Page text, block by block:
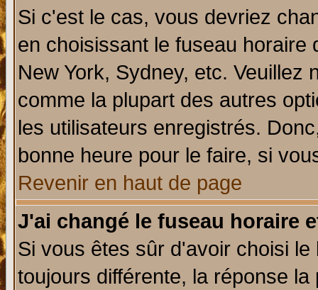
Si c'est le cas, vous devriez
en choisissant le fuseau
New York, Sydney, etc. Veuillez
comme la plupart des autres
les utilisateurs enregistrés.
bonne heure pour le faire, si
Revenir en haut de page
J'ai changé le fuseau horaire
Si vous êtes sûr d'avoir choisi
toujours différente, la réponse